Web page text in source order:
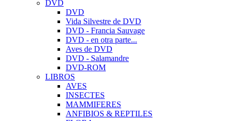
DVD
DVD
Vida Silvestre de DVD
DVD - Francia Sauvage
DVD - en otra parte...
Aves de DVD
DVD - Salamandre
DVD-ROM
LIBROS
AVES
INSECTES
MAMMIFERES
ANFIBIOS & REPTILES